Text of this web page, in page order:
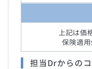
上記は価
保険適用
担当Drからの